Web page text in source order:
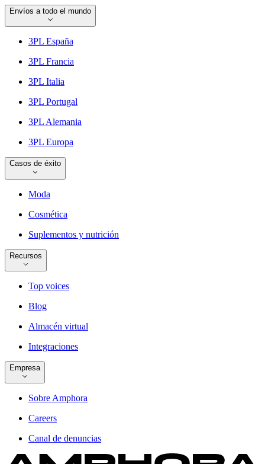
Envíos a todo el mundo
3PL España
3PL Francia
3PL Italia
3PL Portugal
3PL Alemania
3PL Europa
Casos de éxito
Moda
Cosmética
Suplementos y nutrición
Recursos
Top voices
Blog
Almacén virtual
Integraciones
Empresa
Sobre Amphora
Careers
Canal de denuncias